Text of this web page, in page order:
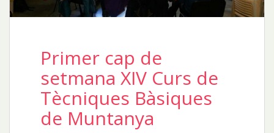
Primer cap de
setmana XIV Curs de
Tècniques Bàsiques
de Muntanya